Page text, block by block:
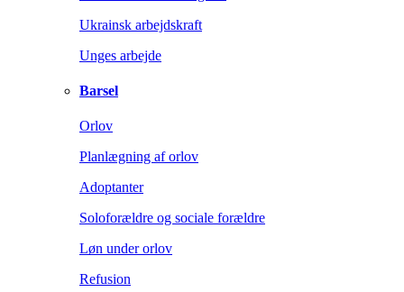
Ukrainsk arbejdskraft
Unges arbejde
Barsel
Orlov
Planlægning af orlov
Adoptanter
Soloforældre og sociale forældre
Løn under orlov
Refusion